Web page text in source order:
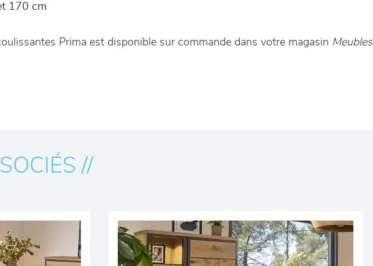
170 cm
Prima est disponible sur commande dans votre magasin
//